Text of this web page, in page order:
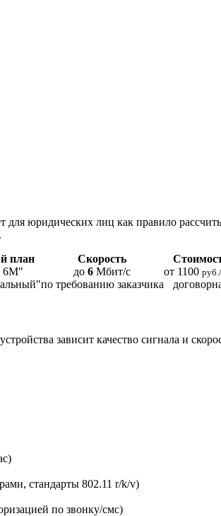
юридических лиц как правило
план
Скорость
6М"
до 6 Мбит/с от 1100
по требованию заказчика
зависит качество сигнала и
стандарты 802.11 r/k/v)
по звонку/смс)